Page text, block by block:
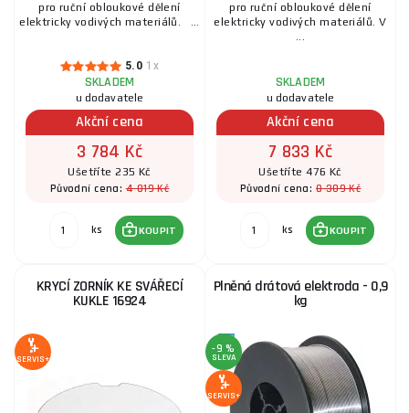
pro ruční obloukové dělení
elektricky vodivých materiálů. ...
5.0 1x
SKLADEM
u dodavatele
Akční cena
3 784 Kč
Ušetříte 235 Kč
Původní cena:4 019 Kč
ks KOUPIT
pro ruční obloukové dělení
elektricky vodivých materiálů. V
...
SKLADEM
u dodavatele
Akční cena
7 833 Kč
Ušetříte 476 Kč
Původní cena:8 309 Kč
ks KOUPIT
KRYCÍ ZORNÍK KE SVÁŘECÍ
KUKLE 16924
SERVIS+
Plněná drátová elektroda - 0,9
kg
-9 %
SLEVA
SERVIS+